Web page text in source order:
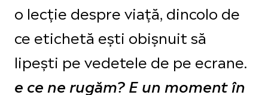
o lecție despre viață, dincolo de
ce etichetă ești obișnuit să
lipești pe vedetele de pe ecrane.
e ce ne rugăm? E un moment în